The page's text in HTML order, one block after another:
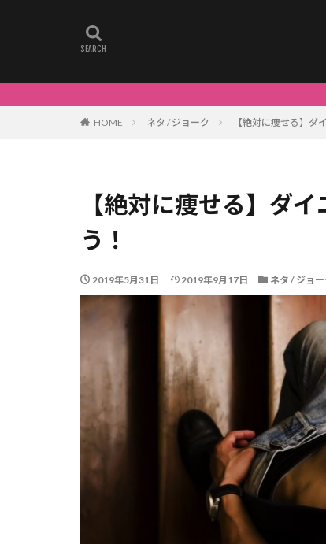
HOME ネタ / ジョーク 【絶対に痩せる】ダ
【絶対に痩せる】ダ
う！
2019年5月31日 2019年9月17日 ネタ / ジョー